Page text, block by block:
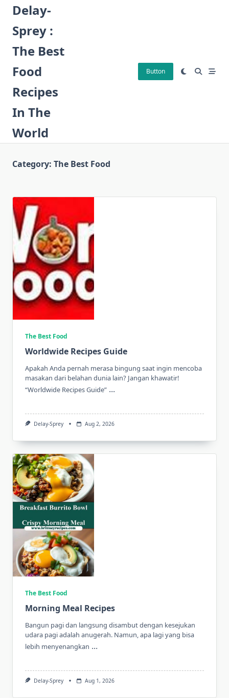
Skip
content
Delay-
Sprey :
The Best
Food
Recipes
In The
World
Button
Category: The Best Food
The Best Food
Worldwide Recipes Guide
Apakah Anda pernah merasa bingung saat ingin mencoba
masakan dari belahan dunia lain? Jangan khawatir!
“Worldwide Recipes Guide” ...
Delay-Sprey Aug 2, 2026
The Best Food
Morning Meal Recipes
Bangun pagi dan langsung disambut dengan kesejukan
udara pagi adalah anugerah. Namun, apa lagi yang bisa
lebih menyenangkan ...
Delay-Sprey Aug 1, 2026